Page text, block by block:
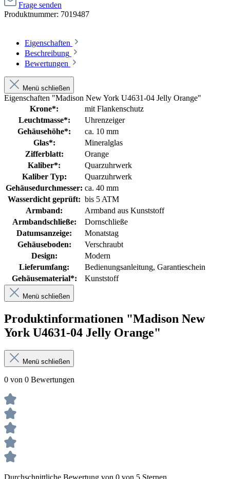
Frage senden
Produktnummer: 7019487
Eigenschaften
Beschreibung
Bewertungen
Menü schließen
Eigenschaften "Madison New York U4631-04 Jelly Orange"
Krone*:
mit Flankenschutz
Leuchtmasse*:
Uhrenzeiger
Gehäusehöhe*:
ca. 10 mm
Glas*:
Mineralglas
Zifferblatt:
Orange
Kaliber*:
Quarzuhrwerk
Kaliber Typ:
Quarzuhrwerk
Gehäusedurchmesser: ca. 40 mm
Wasserdicht geprüft: bis 5 ATM
Armband:
Armband aus Kunststoff
Armbandschließe:
Dornschließe
Datumsanzeige:
Monatstag
Gehäuseboden:
Verschraubt
Design:
Modern
Lieferumfang:
Bedienungsanleitung, Garantieschein
Gehäusematerial*:
Kunststoff
Menü schließen
Produktinformationen "Madison New
York U4631-04 Jelly Orange"
Menü schließen
0 von 0 Bewertungen